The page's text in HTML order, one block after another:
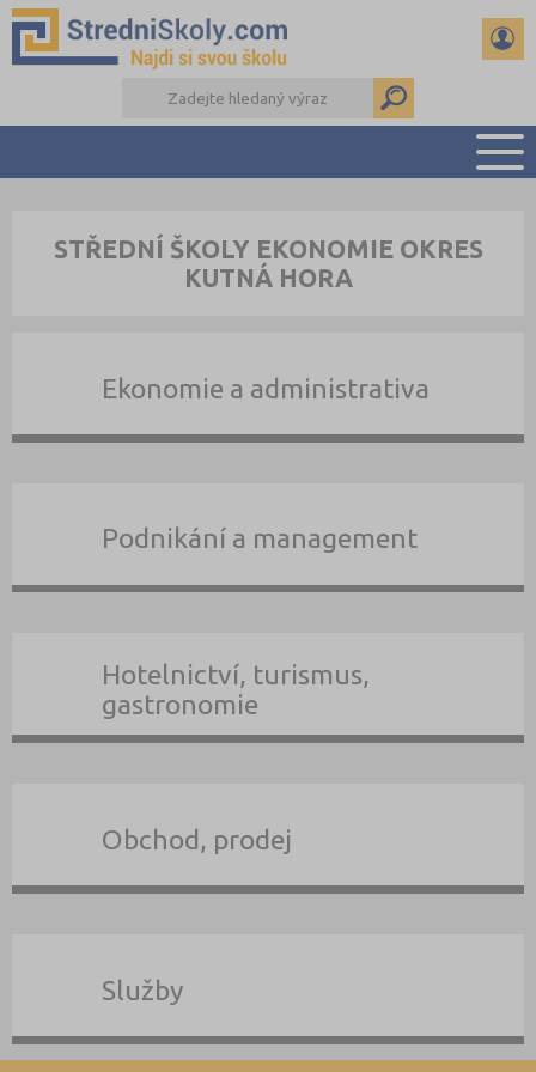
PŘÍPRAVA NA PŘIJÍMAČKY
DŮLEŽITÉ TERMÍNY
STŘEDNÍ ŠKOLY EKONOMIE OKRES
KUTNÁ HORA
Ekonomie a administrativa
Podnikání a management
Hotelnictví, turismus,
gastronomie
Obchod, prodej
Služby